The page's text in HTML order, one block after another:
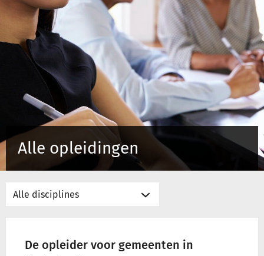
Opleidingen
Juridisch advies
Inloggen op de kennisbank
Inloggen
Registreren
Alle opleidingen
De opleider voor gemeenten in